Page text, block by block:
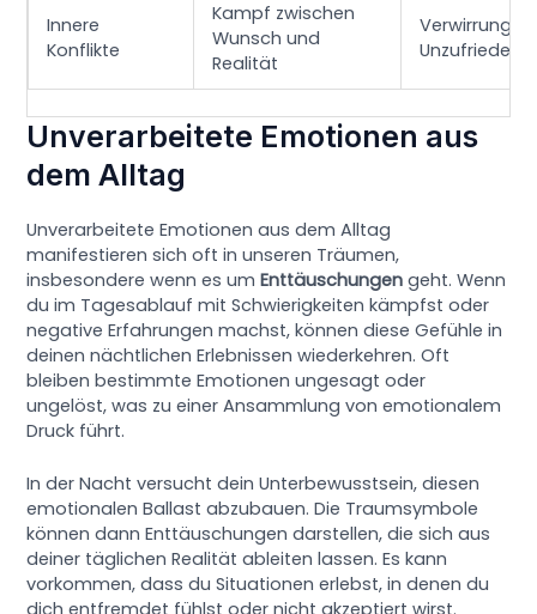
Innere
Konflikte
Kampf zwischen
Wunsch und
Realität
Verwirrung,
Unverarbeitete Emotionen aus
dem Alltag
Unverarbeitete Emotionen aus dem Alltag
manifestieren sich oft in unseren Träumen,
insbesondere wenn es umEnttäuschungen geht. Wenn
du im Tagesablauf mit Schwierigkeiten kämpfst oder
negative Erfahrungen machst, können diese Gefühle in
deinen nächtlichen Erlebnissen wiederkehren. Oft
bleiben bestimmte Emotionen ungesagt oder
ungelöst, was zu einer Ansammlung von emotionalem
Druck führt.
In der Nacht versucht dein Unterbewusstsein, diesen
emotionalen Ballast abzubauen. Die Traumsymbole
können dann Enttäuschungen darstellen, die sich aus
deiner täglichen Realität ableiten lassen. Es kann
vorkommen, dass du Situationen erlebst, in denen du